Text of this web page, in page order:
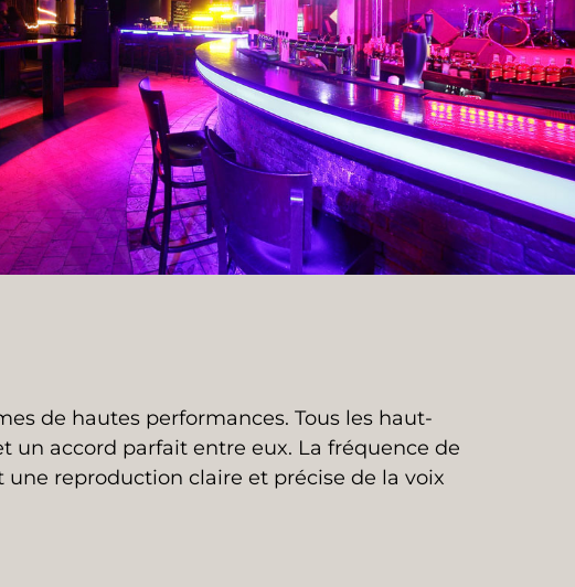
de hautes performances. Tous les haut-
un accord parfait entre eux. La fréquence de
reproduction claire et précise de la voix